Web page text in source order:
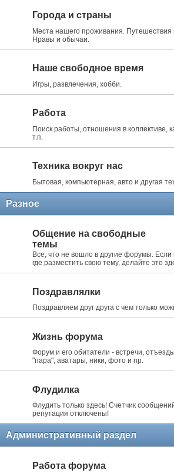
Города и страны
Места нашего проживания. Путешествия
Нравы и обычаи.
Наше свободное время
Игры, развлечения, хобби.
Работа
Поиск работы, отношения в коллективе,
т.п.
Техника вокруг нас
Бытовая, компьютерная, авто и другая
Разное
Общение на свободные
темы
Все, что не вошло в другие форумы. Если
где разместить свою тему, делайте это
Поздравлялки
Поздравляем друг друга с чем только
Жизнь форума
Форум и его обитатели - встречи,
"пара", аватары, ники, фото и пр.
Флудилка
Флудить только здесь! Счетчик
репутация отключены!
Административный раздел
Работа форума